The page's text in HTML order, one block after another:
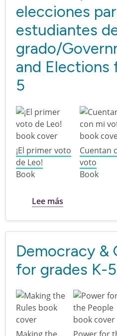
elecciones
estudiantes
grado/
and Elections
5
¡El primer voto
de Leo!
Book
Cuentan
voto
Book
Lee más
Democracy &
for grades K-5